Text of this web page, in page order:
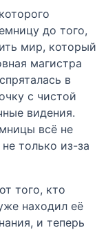
до того,
мир, который
магистра
в
с чистой
видения.
всё не
только из-за
того, кто
находил её
и теперь